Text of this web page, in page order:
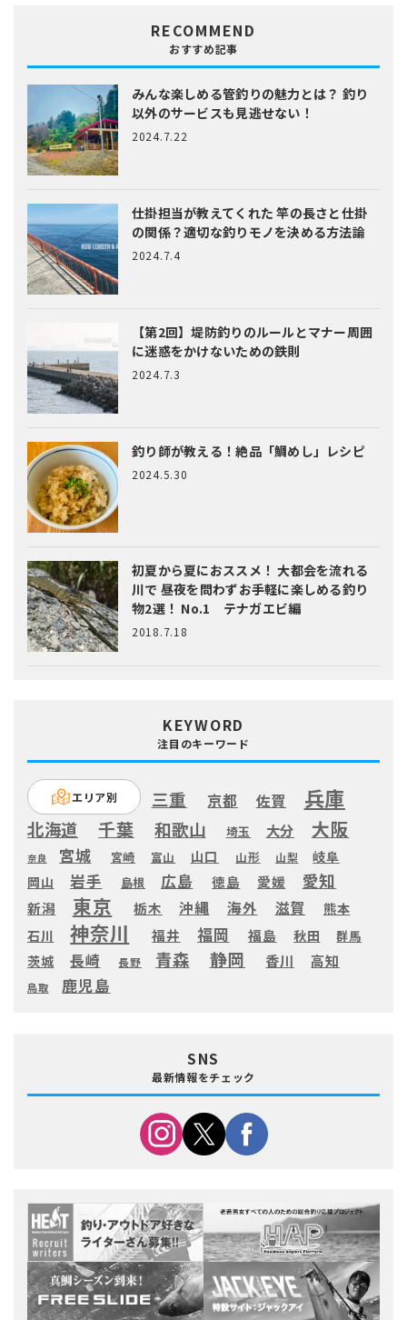
RECOMMEND
おすすめ記事
みんな楽しめる管釣りの魅力とは？ 釣り
以外のサービスも見逃せない！
2024.7.22
仕掛担当が教えてくれた竿の長さと仕掛
の関係？適切な釣りモノを決める方法論
2024.7.4
【第2回】堤防釣りのルールとマナー周囲
に迷惑をかけないための鉄則
2024.7.3
釣り師が教える！絶品「鯛めし」レシピ
2024.5.30
初夏から夏におススメ！ 大都会を流れる
川で 昼夜を問わずお手軽に楽しめる釣り
物2選！ No.1 テナガエビ編
2018.7.18
KEYWORD
注目のキーワード
エリア別 三重 京都 佐賀 兵庫
北海道 千葉 和歌山 埼玉 大分 大阪
奈良 宮城 宮崎 富山 山口 山形 山梨
岐阜
岡山
岩手 島根 広島 徳島 愛媛 愛知
新潟 東京 栃木 沖縄 海外 滋賀
熊本
石川
神奈川 福井 福岡 福島 秋田 群馬
茨城 長崎 長野 青森 静岡 香川 高知
鳥取 鹿児島
SNS
最新情報をチェック